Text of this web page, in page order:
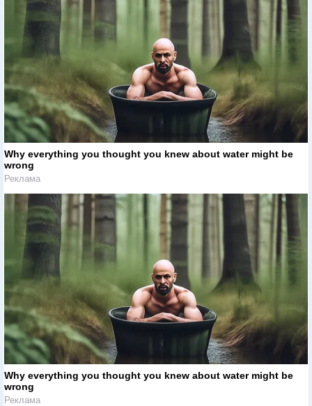
Why everything you thought you knew about water might be
wrong
Реклама
Why everything you thought you knew about water might be
wrong
Реклама